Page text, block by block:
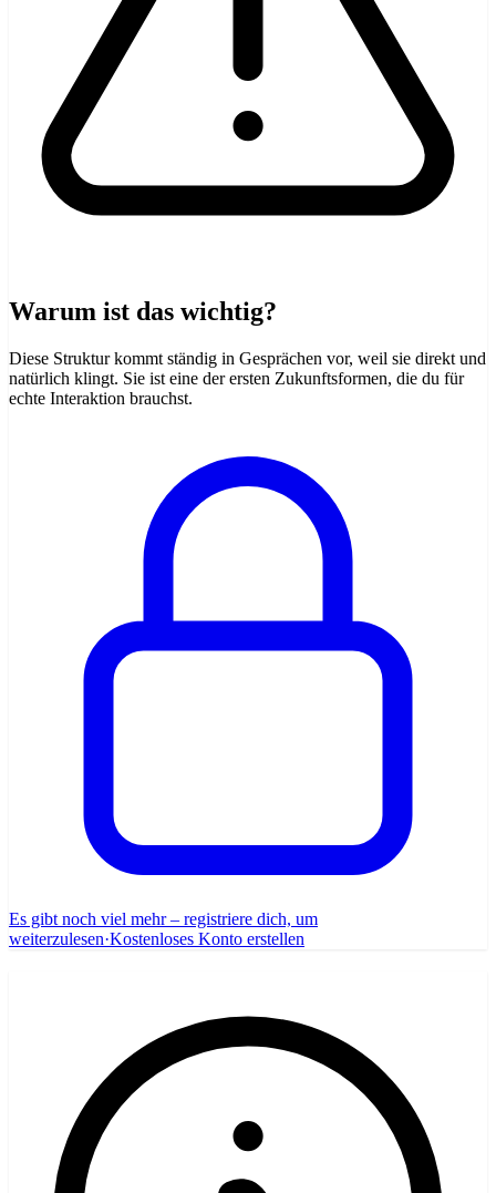
Warum ist das wichtig?
Diese Struktur kommt ständig in Gesprächen vor, weil sie direkt und
natürlich klingt. Sie ist eine der ersten Zukunftsformen, die du für
echte Interaktion brauchst.
Es gibt noch viel mehr – registriere dich, um
weiterzulesen·Kostenloses Konto erstellen